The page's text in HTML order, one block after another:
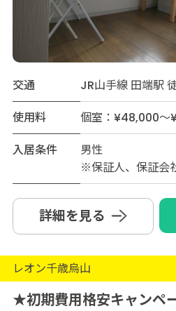
交通
JR山手線 田端駅
使用料
個室：¥48,000～
入居条件
男性
※保証人、保証会
詳細を見る
レオン千歳烏山
★初期費用格安キャンペ